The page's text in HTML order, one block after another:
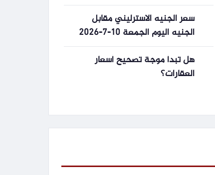
سعر الجنيه الاسترليني مقابل
الجنيه اليوم الجمعة 10-7-2026
هل تبدأ موجة تصحيح أسعار
العقارات؟